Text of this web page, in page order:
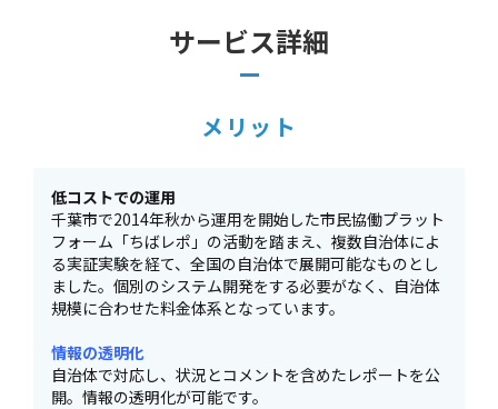
サービス詳細
メリット
低コストでの運用
千葉市で2014年秋から運用を開始した市民協働プラット
フォーム「ちばレポ」の活動を踏まえ、複数自治体によ
る実証実験を経て、全国の自治体で展開可能なものとし
ました。個別のシステム開発をする必要がなく、自治体
規模に合わせた料金体系となっています。
情報の透明化
自治体で対応し、状況とコメントを含めたレポートを公
開。情報の透明化が可能です。